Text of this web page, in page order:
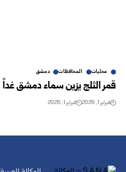
محليات المحافظات دمشق
قمر الثلج يزين سماء دمشق غداً
فبراير 1, 2026 فبراير 1, 2026